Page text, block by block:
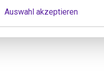
Auswahl akzeptieren